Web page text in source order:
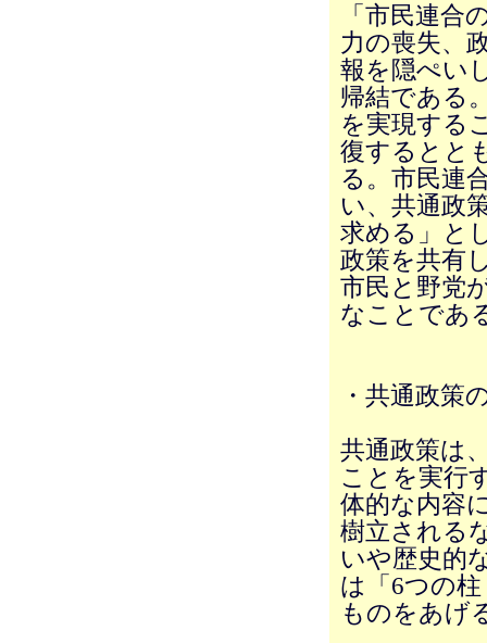
「市民連合
力の喪失、
報を隠ぺい
帰結である
を実現する
復するとと
る。市民連
い、共通政
求める」と
政策を共有
市民と野党
なことであ
・共通政策
共通政策は
ことを実行
体的な内容
樹立される
いや歴史的
は「6つの
ものをあげ